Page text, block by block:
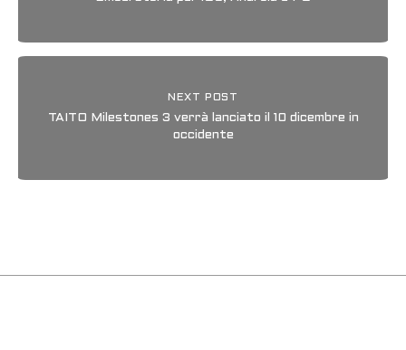
NEXT POST
TAITO Milestones 3 verrà lanciato il 10 dicembre in
occidente